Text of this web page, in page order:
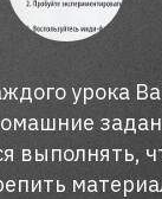
урока
выполнять,